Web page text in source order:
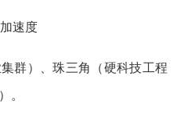
速度‌
群）、珠三角（硬科技工程
。